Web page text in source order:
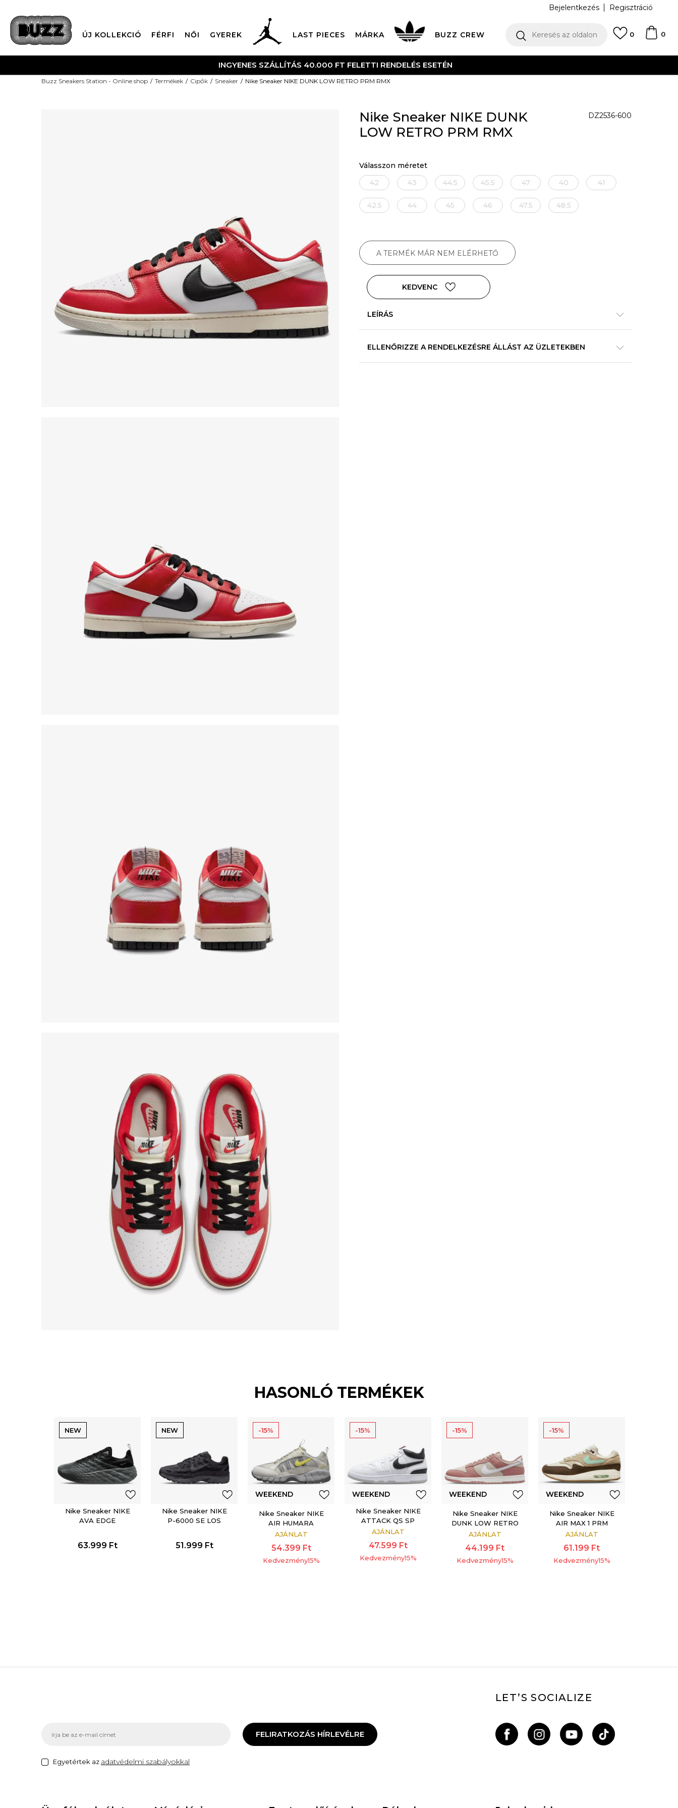
Bejelentkezés Regisztráció
ÚJ KOLLEKCIÓ FÉRFI NŐI GYEREK LAST PIECES MÁRKA BUZZ CREW Keresés az oldalon 0
0
INGYENES SZÁLLÍTÁS 40.000 FT FELETTI RENDELÉS ESETÉN
Buzz Sneakers Station - Online shop Termékek Cipők Sneaker Nike Sneaker NIKE DUNK LOW RETRO PRM RMX
Nike Sneaker NIKE DUNK
LOW RETRO PRM RMX
DZ2536-600
Válasszon méretet
42
43 44.5 45.5 47 40 41
42.5 44 45 46 47.5 48.5
A TERMÉK MÁR NEM ELÉRHETŐ
KEDVENC
LEÍRÁS
ELLENŐRIZZE A RENDELKEZÉSRE ÁLLÁST AZ ÜZLETEKBEN
HASONLÓ TERMÉKEK
NEW
Nike Sneaker NIKE
AVA EDGE
63.999 Ft
NEW
Nike Sneaker NIKE
P-6000 SE LOS
51.999 Ft
-15%
WEEKEND
OFFER
Nike Sneaker NIKE
AIR HUMARA
AJÁNLAT
54.399 Ft
Kedvezmény15%
-15%
WEEKEND
OFFER
Nike Sneaker NIKE
ATTACK QS SP
AJÁNLAT
47.599 Ft
Kedvezmény15%
-15%
WEEKEND
OFFER
Nike Sneaker NIKE
DUNK LOW RETRO
PRM NBHD
AJÁNLAT
44.199 Ft
Kedvezmény15%
-15%
WEEKEND
OFFER
Nike Sneaker NIKE
AIR MAX 1 PRM
AJÁNLAT
61.199 Ft
Kedvezmény15%
FELIRATKOZÁS HÍRLEVÉLRE
Egyetértek az adatvédelmi szabályokkal
LET’S SOCIALIZE